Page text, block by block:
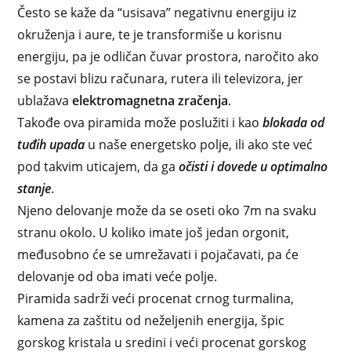
Često se kaže da “usisava” negativnu energiju iz
okruženja i aure, te je transformiše u korisnu
energiju, pa je odličan čuvar prostora, naročito ako
se postavi blizu računara, rutera ili televizora, jer
ublažavaelektromagnetna zračenja.
Takođe ova piramida može poslužiti i kaoblokada od
tuđih upada u naše energetsko polje, ili ako ste već
pod takvim uticajem, da gaočisti i dovede u optimalno
stanje.
Njeno delovanje može da se oseti oko 7m na svaku
stranu okolo. U koliko imate još jedan orgonit,
međusobno će se umrežavati i pojačavati, pa će
delovanje od oba imati veće polje.
Piramida sadrži veći procenat crnog turmalina,
kamena za zaštitu od neželjenih energija, špic
gorskog kristala u sredini i veći procenat gorskog